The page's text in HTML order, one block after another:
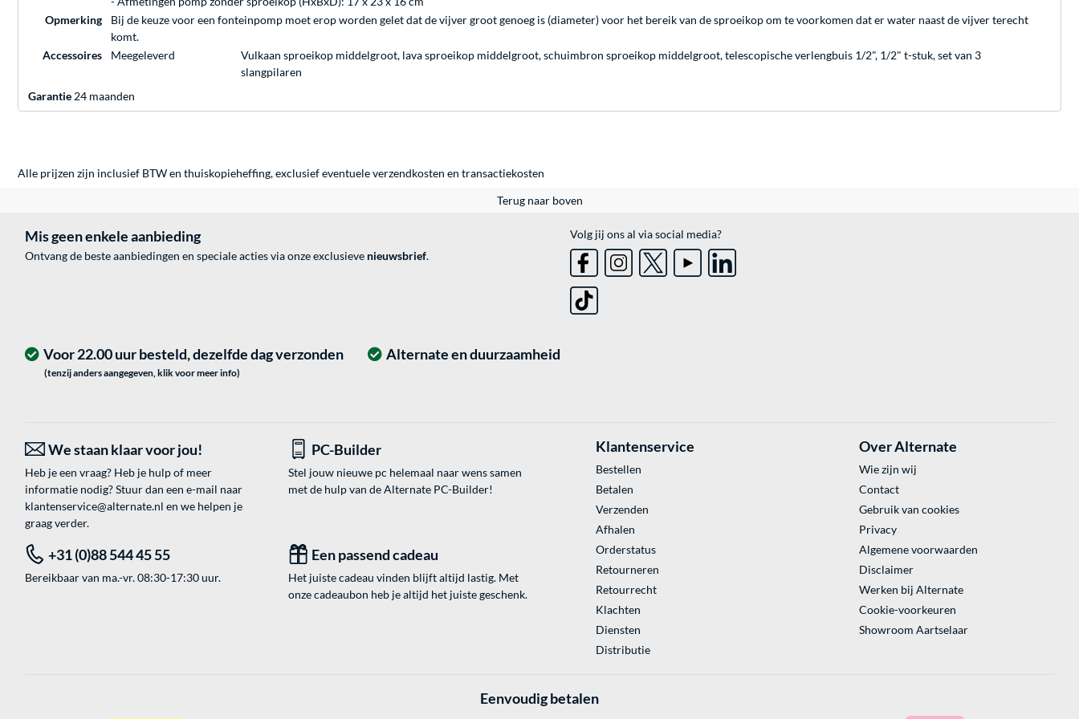
Opmerking
Bij de keuze voor een fonteinpomp moet erop worden gelet dat de vijver groot genoeg is (diameter) voor het bereik van de sproeikop om te voorkomen dat er water naast de vijver terecht
komt.
Accessoires
Meegeleverd
Vulkaan sproeikop middelgroot, lava sproeikop middelgroot, schuimbron sproeikop middelgroot, telescopische verlengbuis 1/2", 1/2" t-stuk, set van 3
slangpilaren
Garantie 24 maanden
Alle prijzen zijn inclusief BTW en thuiskopieheffing, exclusief eventueleverzendkosten en transactiekosten
Terug naar boven
Mis geen enkele aanbieding
Ontvang de beste aanbiedingen en speciale acties via onze exclusieve nieuwsbrief.
Volg jij ons al via social media?
Alternate en duurzaamheid
Voor 22.00 uur besteld, dezelfde dag verzonden
(tenzij anders aangegeven, klik voor meer info)
We staan klaar voor jou!
Heb je een vraag? Heb je hulp of meer
informatie nodig? Stuur dan een e-mail naar
klantenservice@alternate.nl en we helpen je
graag verder.
PC-Builder
Stel jouw nieuwe pc helemaal naar wens samen
met de hulp van de Alternate PC-Builder!
+31 (0)88 544 45 55
Bereikbaar van ma.-vr. 08:30-17:30 uur.
Een passend cadeau
Het juiste cadeau vinden blijft altijd lastig. Met
onze cadeaubon heb je altijd het juiste geschenk.
Klantenservice
Bestellen
Betalen
Verzenden
Afhalen
Orderstatus
Retourneren
Retourrecht
Klachten
Diensten
Distributie
Over Alternate
Wie zijn wij
Contact
Gebruik van cookies
Privacy
Algemene voorwaarden
Disclaimer
Werken bij Alternate
Cookie-voorkeuren
Showroom Aartselaar
Eenvoudig betalen